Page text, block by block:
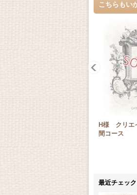
こちらもい
H様 クリエ
間コース
最近チェッ